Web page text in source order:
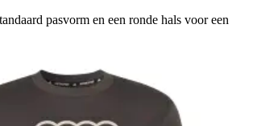
pasvorm en een ronde hals voor een